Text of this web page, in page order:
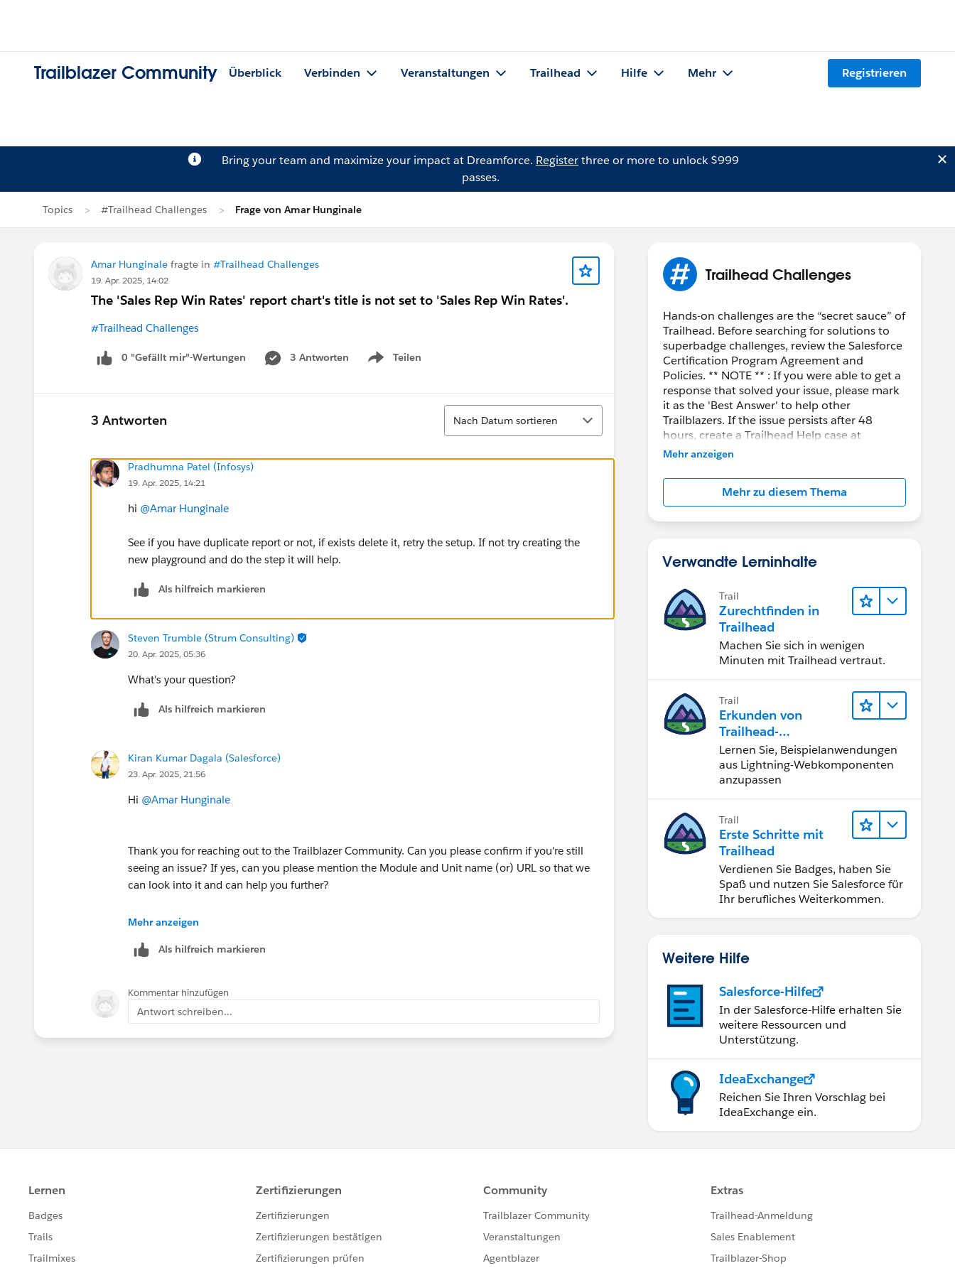
Trailblazer Community Überblick Verbinden Veranstaltungen Trailhead Hilfe Mehr Registrieren
Bring your team and maximize your impact at Dreamforce. Registerthree or more to unlock $999
passes.
Topics #Trailhead Challenges Frage von Amar Hunginale
Amar Hunginale fragte in #Trailhead Challenges
19. Apr. 2025, 14:02
The 'Sales Rep Win Rates' report chart's title is not set to 'Sales Rep Win Rates'.
#Trailhead Challenges
0 "Gefällt mir"-Wertungen 3 Antworten Teilen
Show menu
3 Antworten
Sortieren
Nach Datum sortieren
Pradhumna Patel (Infosys)
19. Apr. 2025, 14:21
hi @Amar Hunginale
See if you have duplicate report or not, if exists delete it, retry the setup. If not try creating the
new playground and do the step it will help.
Als hilfreich markieren
Steven Trumble (Strum Consulting)
20. Apr. 2025, 05:36
What's your question?
Als hilfreich markieren
Kiran Kumar Dagala (Salesforce)
23. Apr. 2025, 21:56
Hi @Amar Hunginale
Thank you for reaching out to the Trailblazer Community. Can you please confirm if you're still
seeing an issue? If yes, can you please mention the Module and Unit name (or) URL so that we
can look into it and can help you further?
If your issue is resolved, can you please mark the appropriate response as "Best Answer” or post
++TrailheadHelpFollowUp
Mehr anzeigen
Als hilfreich markieren
Kommentar hinzufügen
Antwort schreiben...
Trailhead Challenges
Hands-on challenges are the “secret sauce” of
Trailhead. Before searching for solutions to
superbadge challenges, review the Salesforce
Certification Program Agreement and
Policies. ** NOTE ** : If you were able to get a
response that solved your issue, please mark
it as the 'Best Answer' to help other
Trailblazers. If the issue persists after 48
hours, create a Trailhead Help case at
https://help.salesforce.com/s/support
Mehr anzeigen
Mehr zu diesem Thema
Verwandte Lerninhalte
Trail
Zurechtfinden in
Trailhead
Machen Sie sich in wenigen
Minuten mit Trailhead vertraut.
Trail
Erkunden von
Trailhead-
Beispielanwendunge
n
Lernen Sie, Beispielanwendungen
aus Lightning-Webkomponenten
anzupassen
Trail
Erste Schritte mit
Trailhead
Verdienen Sie Badges, haben Sie
Spaß und nutzen Sie Salesforce für
Ihr berufliches Weiterkommen.
Weitere Hilfe
Salesforce-Hilfe
In der Salesforce-Hilfe erhalten Sie
weitere Ressourcen und
Unterstützung.
IdeaExchange
Reichen Sie Ihren Vorschlag bei
IdeaExchange ein.